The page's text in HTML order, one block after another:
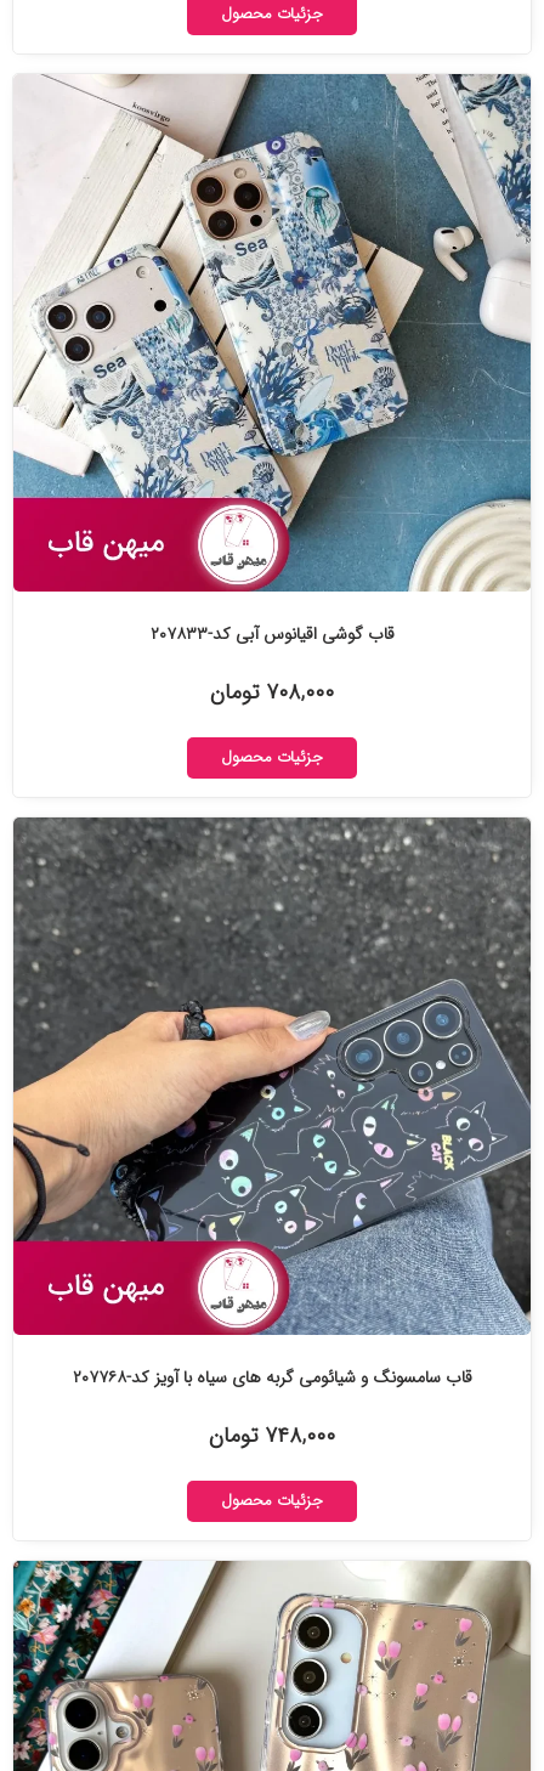
جزئیات محصول
قاب گوشی اقیانوس آبی کد-۲۰۷۸۳۳
۷۰۸,۰۰۰ تومان
جزئیات محصول
قاب سامسونگ و شیائومی گربه های سیاه با آویز کد-۲۰۷۷۶۸
۷۴۸,۰۰۰ تومان
جزئیات محصول